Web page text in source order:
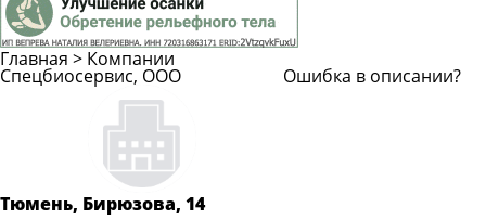
Главная > Компании
Спецбиосервис, ООО
Тюмень, Бирюзова, 14
Ошибка в описании?